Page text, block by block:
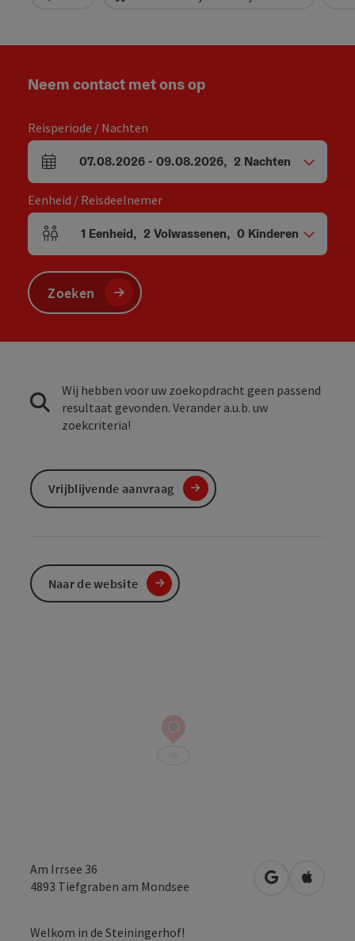
Am Irrsee 36
4893 Tiefgraben am Mondsee Openen in
Welkom in de Steiningerhof!
Neem contact met ons op
Reisperiode / Nachten
Velden voor aankomst en vertrek
07.08.2026- 09.08.2026, 2 Nachten
Eenheid / Reisdeelnemer
Aantal eenheden en persoonsvelden
1 Eenheid, 2 Volwassenen, 0 Kinderen
Zoeken
Wij hebben voor uw zoekopdracht geen passend
resultaat gevonden. Verander a.u.b. uw
zoekcriteria!
Vrijblijvende aanvraag
Naar de website